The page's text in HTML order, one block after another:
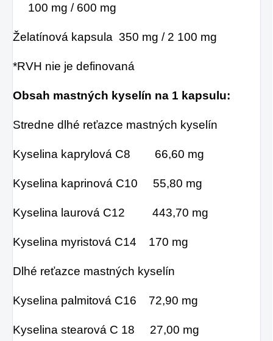
100 mg / 600 mg
Želatínová kapsula 350 mg / 2 100 mg
*RVH nie je definovaná
Obsah mastných kyselín na 1 kapsulu:
Stredne dlhé reťazce mastných kyselín
Kyselina kaprylová C8 66,60 mg
Kyselina kaprinová C10 55,80 mg
Kyselina laurová C12 443,70 mg
Kyselina myristová C14 170 mg
Dlhé reťazce mastných kyselín
Kyselina palmitová C16 72,90 mg
Kyselina stearová C 18 27,00 mg